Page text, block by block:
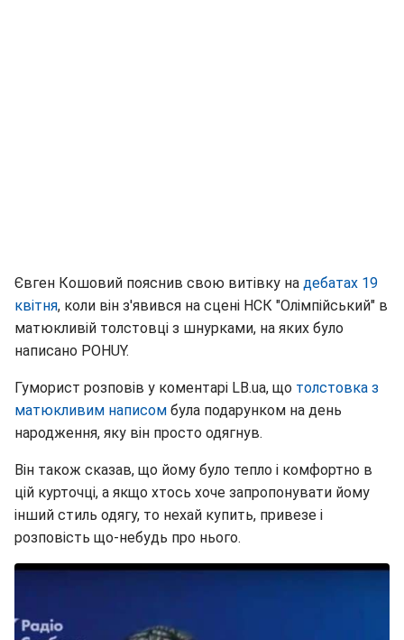
Євген Кошовий пояснив свою витівку на дебатах 19
квітня, коли він з'явився на сцені НСК "Олімпійський" в
матюкливій толстовці з шнурками, на яких було
написано POHUY.
Гуморист розповів у коментарі LB.ua, що толстовка з
матюкливим написом була подарунком на день
народження, яку він просто одягнув.
Він також сказав, що йому було тепло і комфортно в
цій курточці, а якщо хтось хоче запропонувати йому
інший стиль одягу, то нехай купить, привезе і
розповість що-небудь про нього.